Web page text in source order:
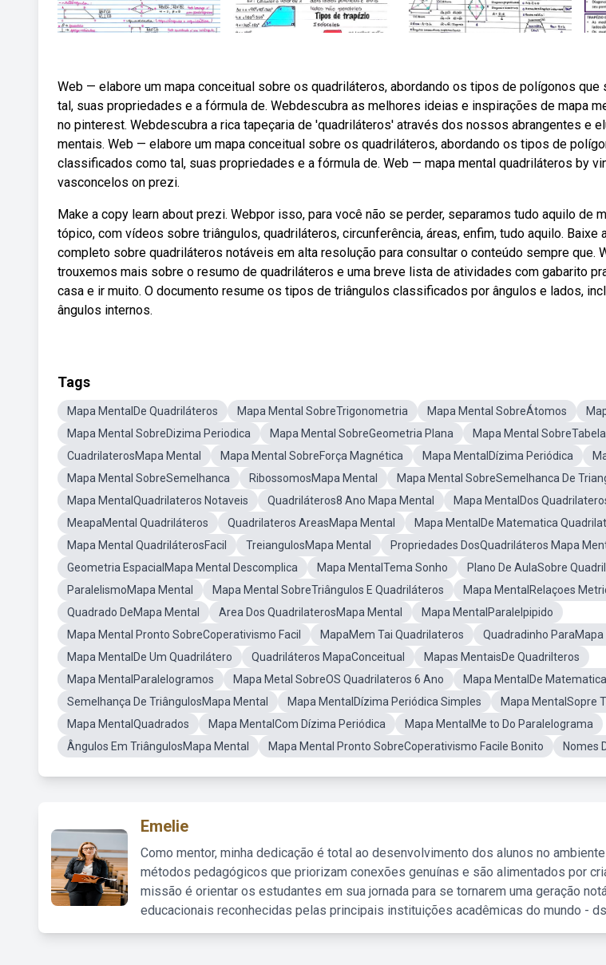
Web — elabore um mapa conceitual sobre os quadriláteros, abordando os tipos de polígonos
tal, suas propriedades e a fórmula de. Webdescubra as melhores ideias e inspirações de mapa
no pinterest. Webdescubra a rica tapeçaria de 'quadriláteros' através dos nossos abrangentes e
mentais. Web — elabore um mapa conceitual sobre os quadriláteros, abordando os tipos de
classificados como tal, suas propriedades e a fórmula de. Web — mapa mental quadriláteros by
vasconcelos on prezi.
Make a copy learn about prezi. Webpor isso, para você não se perder, separamos tudo aquilo de
tópico, com vídeos sobre triângulos, quadriláteros, circunferência, áreas, enfim, tudo aquilo. Baixe
completo sobre quadriláteros notáveis em alta resolução para consultar o conteúdo sempre que.
trouxemos mais sobre o resumo de quadriláteros e uma breve lista de atividades com gabarito
casa e ir muito. O documento resume os tipos de triângulos classificados por ângulos e lados,
ângulos internos.
Tags
Mapa MentalDe Quadriláteros Mapa Mental SobreTrigonometria Mapa Mental SobreÁtomos
Mapa Mental SobreDizima Periodica
Mapa Mental SobreGeometria Plana
Mapa Mental
CuadrilaterosMapa Mental
Mapa Mental SobreForça Magnética Mapa MentalDízima Periódica
Mapa Mental SobreSemelhanca
RibossomosMapa Mental
Mapa Mental SobreSemelhanca De
Mapa MentalQuadrilateros Notaveis
Quadriláteros8 Ano Mapa Mental
Mapa MentalDos
MeapaMental Quadriláteros
Quadrilateros AreasMapa Mental
Mapa MentalDe Matematica
Mapa Mental QuadriláterosFacil
TreiangulosMapa Mental
Propriedades DosQuadriláteros Mapa
Geometria EspacialMapa Mental Descomplica
Mapa MentalTema Sonho
Plano De AulaSobre
ParalelismoMapa Mental
Mapa Mental SobreTriângulos E Quadriláteros
Mapa MentalRelaçoes
Quadrado DeMapa Mental
Area Dos QuadrilaterosMapa Mental
Mapa MentalParalelpipido
Mapa Mental Pronto SobreCoperativismo Facil
MapaMem Tai Quadrilateros
Quadradinho ParaMapa
Mapa MentalDe Um Quadrilátero
Quadriláteros MapaConceitual
Mapas MentaisDe Quadrilteros
Mapa MentalParalelogramos
Mapa Metal SobreOS Quadrilateros 6 Ano
Mapa MentalDe
Semelhança De TriângulosMapa Mental
Mapa MentalDízima Periódica Simples
Mapa MentalSopre
Mapa MentalQuadrados
Mapa MentalCom Dízima Periódica
Mapa MentalMe to Do Paralelograma
Ângulos Em TriângulosMapa Mental
Mapa Mental Pronto SobreCoperativismo Facile Bonito Nomes
Emelie
Como mentor, minha dedicação é total ao desenvolvimento dos alunos no
métodos pedagógicos que priorizam conexões genuínas e são alimentados por
missão é orientar os estudantes em sua jornada para se tornarem uma geração
educacionais reconhecidas pelas principais instituições acadêmicas do mundo -